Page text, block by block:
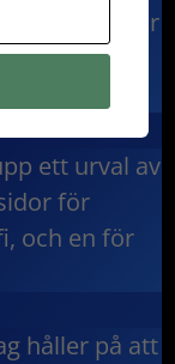
och målar
ett urval av
för
och en för
håller på att